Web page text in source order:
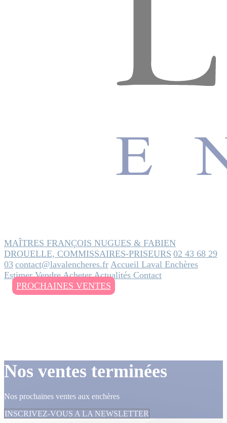
MAÎTRES FRANÇOIS NUGUES & FABIEN
DROUELLE, COMMISSAIRES-PRISEURS 02 43 68 29
03 contact@lavalencheres.fr Accueil Laval Enchères
EstimerVendreAcheterActualités Contact
PROCHAINES VENTES
Nos ventes terminées
Nos prochaines ventes aux enchères
INSCRIVEZ-VOUS A LA NEWSLETTER